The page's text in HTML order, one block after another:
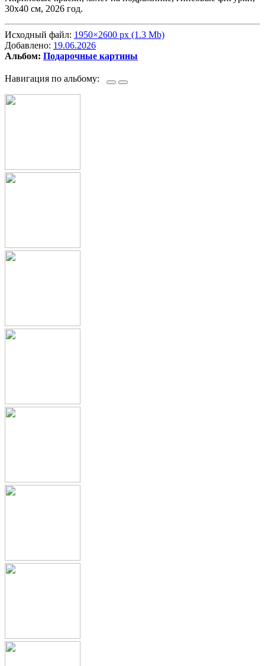
30х40 см, 2026 год.
Исходный файл: 1950×2600 px (1.3 Mb)
Добавлено: 19.06.2026
Альбом: Подарочные картины
Навигация по альбому: